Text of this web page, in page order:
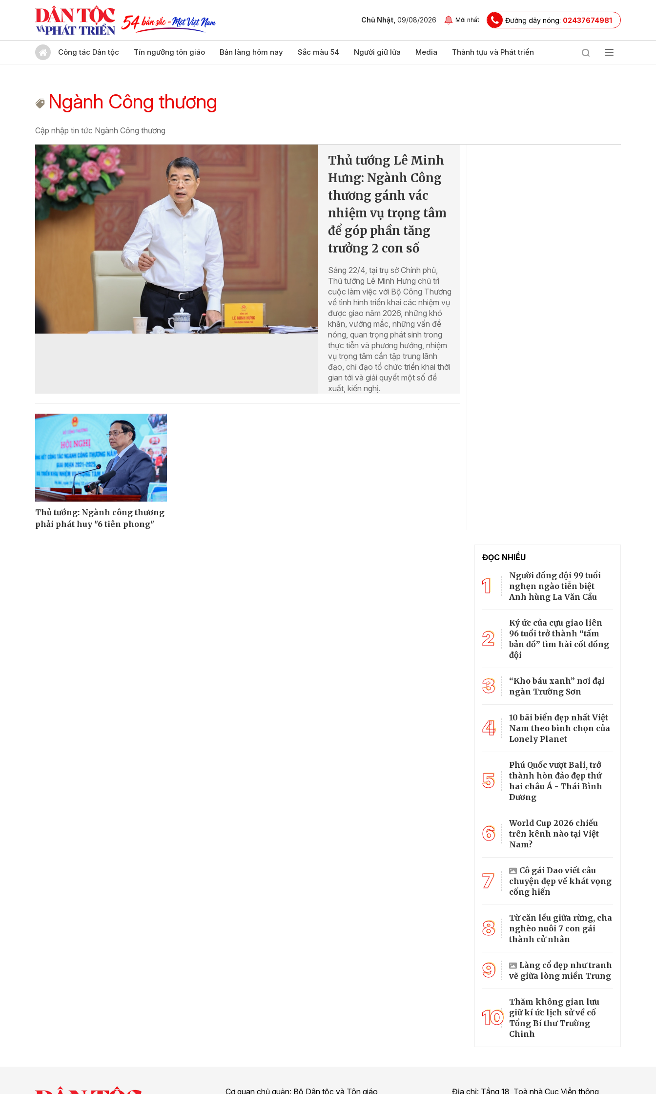
Chủ Nhật, 09/08/2026 Mới nhất Đường dây nóng: 02437674981
Công tác Dân tộc Tín ngưỡng tôn giáo Bản làng hôm nay Sắc màu 54 Người giữ lửa Media Thành tựu và Phát triển
Ngành Công thương
Cập nhập tin tức Ngành Công thương
Thủ tướng Lê Minh
Hưng: Ngành Công
thương gánh vác
nhiệm vụ trọng tâm
để góp phần tăng
trưởng 2 con số
Sáng 22/4, tại trụ sở Chính phủ,
Thủ tướng Lê Minh Hưng chủ trì
cuộc làm việc với Bộ Công Thương
về tình hình triển khai các nhiệm vụ
được giao năm 2026, những khó
khăn, vướng mắc, những vấn đề
nóng, quan trọng phát sinh trong
thực tiễn và phương hướng, nhiệm
vụ trọng tâm cần tập trung lãnh
đạo, chỉ đạo tổ chức triển khai thời
gian tới và giải quyết một số đề
xuất, kiến nghị.
Thủ tướng: Ngành công thương
phải phát huy "6 tiên phong"
ĐỌC NHIỀU
1
Người đồng đội 99 tuổi
nghẹn ngào tiễn biệt
Anh hùng La Văn Cầu
2
Ký ức của cựu giao liên
96 tuổi trở thành “tấm
bản đồ” tìm hài cốt đồng
đội
3
“Kho báu xanh” nơi đại
ngàn Trường Sơn
4
10 bãi biển đẹp nhất Việt
Nam theo bình chọn của
Lonely Planet
5
Phú Quốc vượt Bali, trở
thành hòn đảo đẹp thứ
hai châu Á - Thái Bình
Dương
6
World Cup 2026 chiếu
trên kênh nào tại Việt
Nam?
7
Cô gái Dao viết câu
chuyện đẹp về khát vọng
cống hiến
8
Từ căn lều giữa rừng, cha
nghèo nuôi 7 con gái
thành cử nhân
9
Làng cổ đẹp như tranh
vẽ giữa lòng miền Trung
10
Thăm không gian lưu
giữ kí ức lịch sử về cố
Tổng Bí thư Trường
Chinh
Cơ quan chủ quản: Bộ Dân tộc và Tôn giáo Địa chỉ: Tầng 18, Toà nhà Cục Viễn thông